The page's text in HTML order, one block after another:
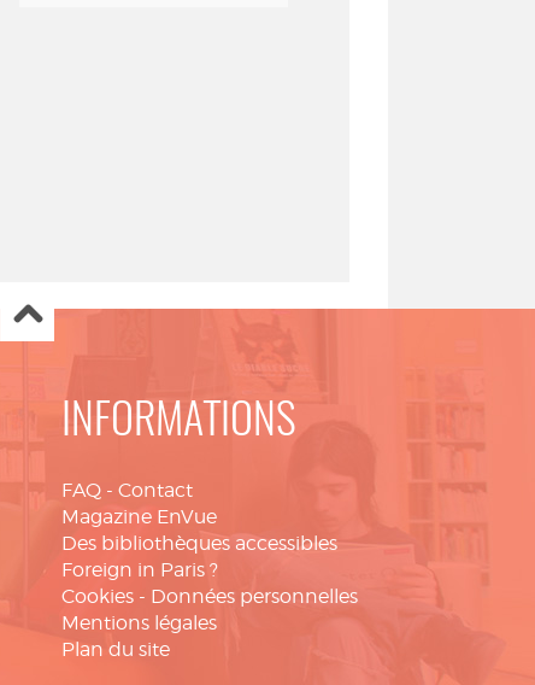
INFORMATIONS
FAQ - Contact
Magazine EnVue
Des bibliothèques accessibles
Foreign in Paris ?
Cookies - Données personnelles
Mentions légales
Plan du site